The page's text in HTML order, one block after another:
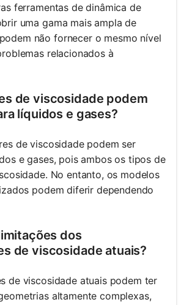
ferramentas de dinâmica de
uma gama mais ampla de
não fornecer o mesmo nível
relacionados à
de viscosidade podem
líquidos e gases?
de viscosidade podem ser
e gases, pois ambos os tipos de
No entanto, os modelos
podem diferir dependendo
dos
de viscosidade atuais?
de viscosidade atuais podem ter
altamente complexas,